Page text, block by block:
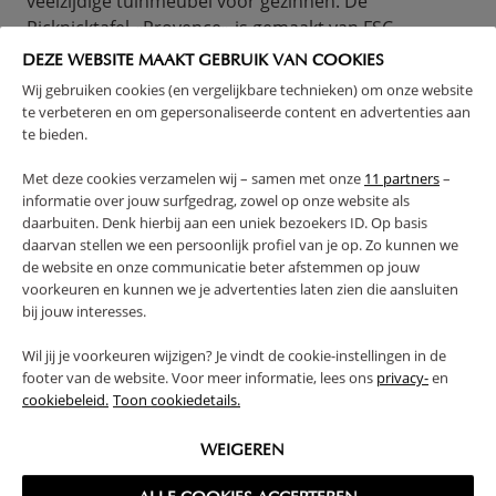
DEZE WEBSITE MAAKT GEBRUIK VAN COOKIES
Wij gebruiken cookies (en vergelijkbare technieken) om onze website
te verbeteren en om gepersonaliseerde content en advertenties aan
te bieden.
Met deze cookies verzamelen wij – samen met onze 11 partners–
informatie over jouw surfgedrag, zowel op onze website als
daarbuiten. Denk hierbij aan een uniek bezoekers ID. Op basis
daarvan stellen we een persoonlijk profiel van je op. Zo kunnen we
de website en onze communicatie beter afstemmen op jouw
voorkeuren en kunnen we je advertenties laten zien die aansluiten
bij jouw interesses.
Wil jij je voorkeuren wijzigen? Je vindt de cookie-instellingen in de
footer van de website. Voor meer informatie, lees ons privacy-en
cookiebeleid. Toon cookiedetails.
WEIGEREN
Picknicktafel «Provence» is gemaakt van FSC-
gecertificeerd sparrenhout met een weerbestendige
verfafwerking, geschikt voor kinderen van 2 tot 10
jaar. Eten, tekenen, knutselen en spelen op één plek.
Bekijk de hele collectie buitenspeelgoed
BUITENSPEELGOED OPBERGEN EN ONDERHOUDEN
Goed opbergen en af en toe een beetje onderhoud
verlengen de levensduur van buitenspeelgoed
aanzienlijk. En het scheelt je elk voorjaar de
teleurstelling van verweerd speelgoed dat een
seizoen te lang buiten heeft gestaan.
OPBERGTIPS PER TYPE SPEELGOED
en vormpjes berg je het makkelijkst op in een
opbergbox met deksel, bij voorkeur waterdicht. Een